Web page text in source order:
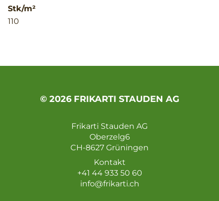
Stk/m²
110
© 2026 FRIKARTI STAUDEN AG
Frikarti Stauden AG
Oberzelg6
CH-8627 Grüningen
Kontakt
+41 44 933 50 60
info@frikarti.ch